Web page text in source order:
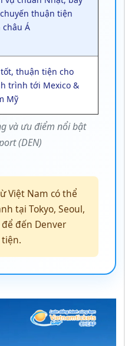
và ưu điểm nổi bật
(DEN)
thuận tiện
châu Á
tốt, thuận tiện cho
trình tới Mexico &
Mỹ
Việt Nam có thể
tại Tokyo, Seoul,
để đến Denver